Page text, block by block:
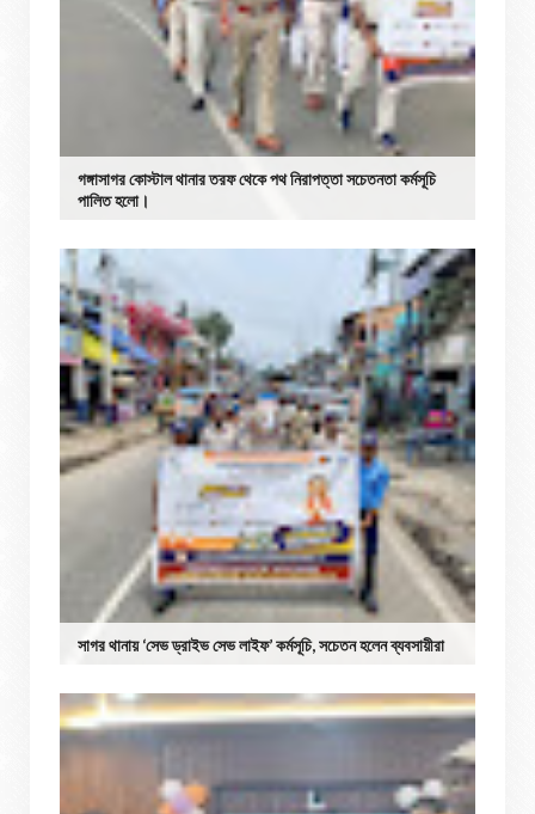
গঙ্গাসাগর কোস্টাল থানার তরফ থেকে পথ নিরাপত্তা সচেতনতা কর্মসূচি
পালিত হলো।
সাগর থানায় ‘সেভ ড্রাইভ সেভ লাইফ’ কর্মসূচি, সচেতন হলেন ব্যবসায়ীরা